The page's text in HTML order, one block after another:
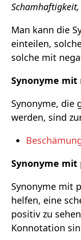
Man kann die
einteilen,
solche mit
Synonyme
Synonyme, die
werden, sind
Synonyme
Synonyme mit
helfen, eine
positiv zu
Konnotation